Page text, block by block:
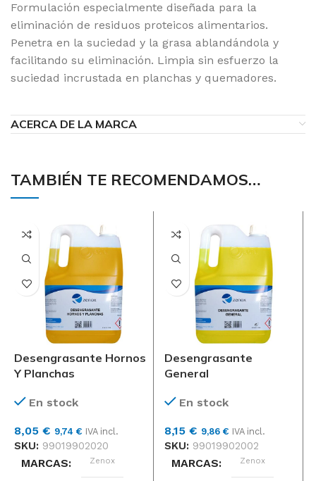
Formulación especialmente diseñada para la
eliminación de residuos proteicos alimentarios.
Penetra en la suciedad y la grasa ablandándola y
facilitando su eliminación. Limpia sin esfuerzo la
suciedad incrustada en planchas y quemadores.
ACERCA DE LA MARCA
TAMBIÉN TE RECOMENDAMOS…
Desengrasante Hornos
Y Planchas
En stock
8,05 € 9,74 € IVA incl.
SKU: 99019902020
MARCAS Zenox
Desengrasante
General
En stock
8,15 € 9,86 € IVA incl.
SKU: 99019902002
MARCAS Zenox